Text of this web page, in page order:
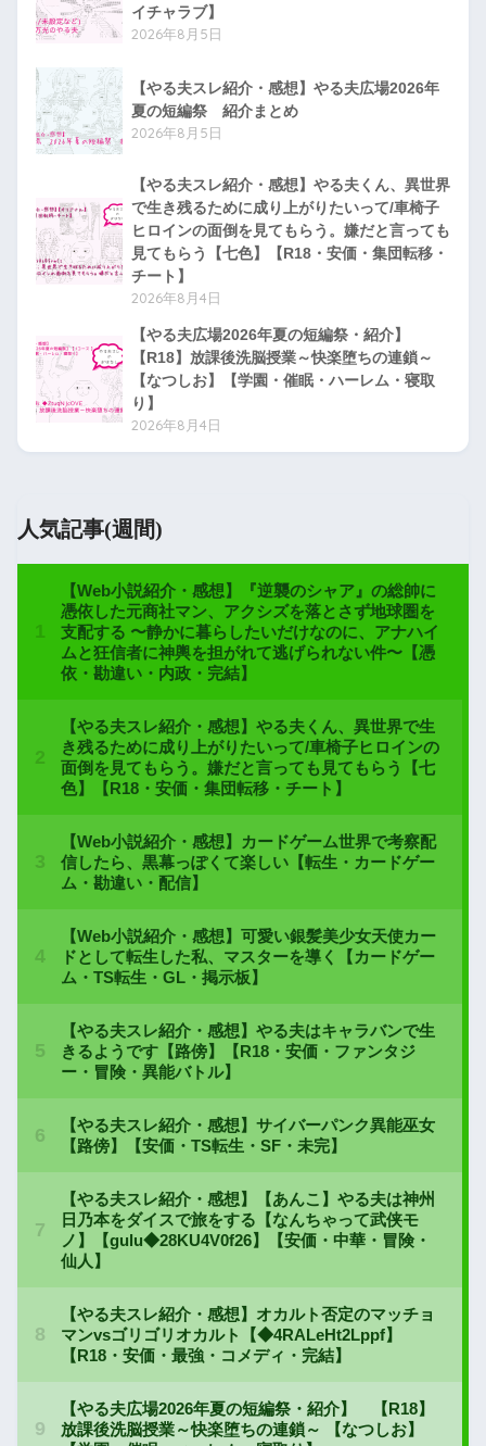
イチャラブ】
2026年8月5日
【やる夫スレ紹介・感想】やる夫広場2026年
夏の短編祭 紹介まとめ
2026年8月5日
【やる夫スレ紹介・感想】やる夫くん、異世界
で生き残るために成り上がりたいって/車椅子
ヒロインの面倒を見てもらう。嫌だと言っても
見てもらう【七色】【R18・安価・集団転移・
チート】
2026年8月4日
【やる夫広場2026年夏の短編祭・紹介】
【R18】放課後洗脳授業～快楽堕ちの連鎖～
【なつしお】【学園・催眠・ハーレム・寝取
り】
2026年8月4日
人気記事(週間)